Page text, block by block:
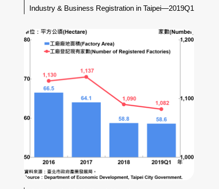
Industry & Business Registration in Taipei—2019Q1